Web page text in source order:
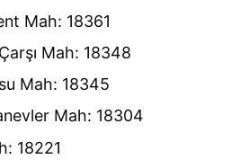
Mah: 18361
Mah: 18348
Mah: 18345
Mah: 18304
18221